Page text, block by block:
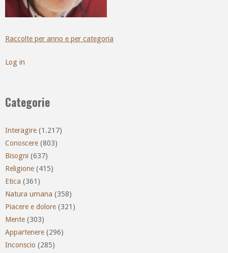
Raccolte per anno e per categoria
Log in
Categorie
Interagire (1.217)
Conoscere (803)
Bisogni (637)
Religione (415)
Etica (361)
Natura umana (358)
Piacere e dolore (321)
Mente (303)
Appartenere (296)
Inconscio (285)